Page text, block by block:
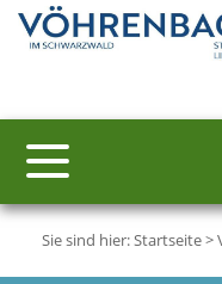
Sie sind hier:Startseite>